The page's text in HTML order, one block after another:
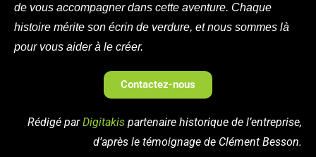
de vous accompagner dans cette aventure. Chaque
histoire mérite son écrin de verdure, et nous sommes là
pour vous aider à le créer.
Contactez-nous
Rédigé parDigitakis partenaire historique de l’entreprise,
d’après le témoignage de Clément Besson.